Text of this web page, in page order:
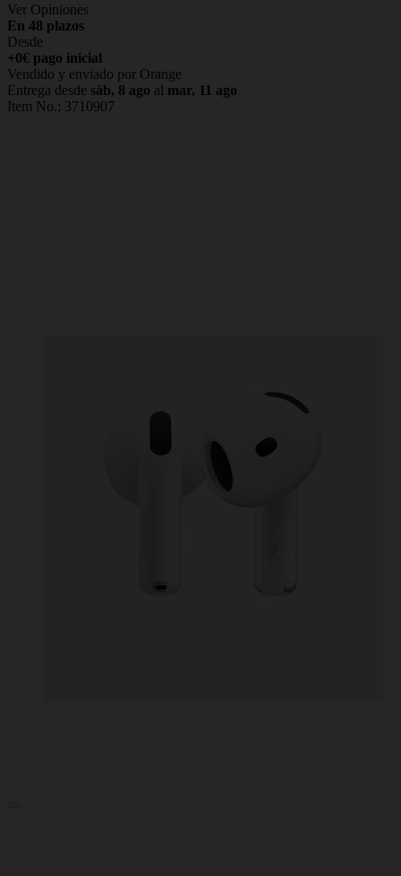
Ver Opiniones
En 48 plazos
Desde
+0€ pago inicial
Vendido y enviado por Orange
Entrega desde sáb, 8 ago al mar, 11 ago
Item No.; 3710907